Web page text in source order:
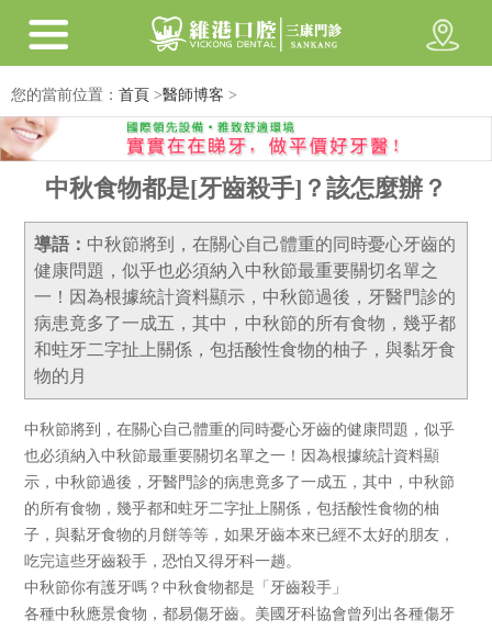
您的當前位置： 首頁 >醫師博客 >
中秋食物都是[牙齒殺手]？該怎麼辦？
導語： 中秋節將到，在關心自己體重的同時憂心牙齒的
健康問題，似乎也必須納入中秋節最重要關切名單之
一！因為根據統計資料顯示，中秋節過後，牙醫門診的
病患竟多了一成五，其中，中秋節的所有食物，幾乎都
和蛀牙二字扯上關係，包括酸性食物的柚子，與黏牙食
物的月
中秋節將到，在關心自己體重的同時憂心牙齒的健康問題，似乎
也必須納入中秋節最重要關切名單之一！因為根據統計資料顯
示，中秋節過後，牙醫門診的病患竟多了一成五，其中，中秋節
的所有食物，幾乎都和蛀牙二字扯上關係，包括酸性食物的柚
子，與黏牙食物的月餅等等，如果牙齒本來已經不太好的朋友，
吃完這些牙齒殺手，恐怕又得牙科一趟。
中秋節你有護牙嗎？中秋食物都是「牙齒殺手」
各種中秋應景食物，都易傷牙齒。美國牙科協會曾列出各種傷牙